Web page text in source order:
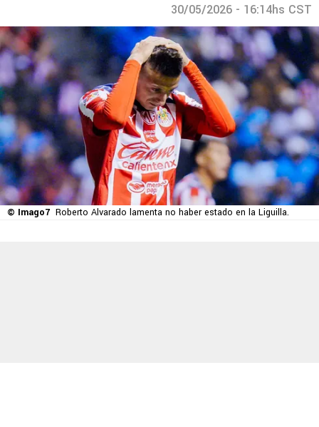
30/05/2026 - 16:14hs CST
© Imago7 Roberto Alvarado lamenta no haber estado en la Liguilla.